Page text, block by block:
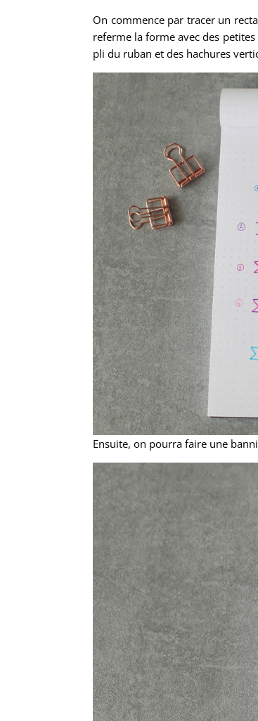
On commence par tracer un
referme la forme avec des
pli du ruban et des hachures
Ensuite, on pourra faire une